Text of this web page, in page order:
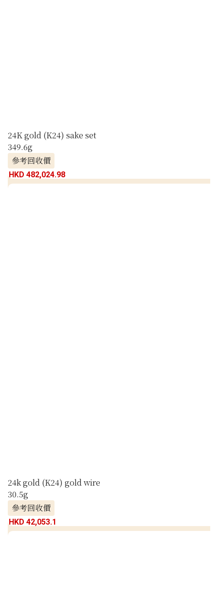
24K gold (K24) sake set
349.6g
參考回收價
HKD 482,024.98
24k gold (K24) gold wire
30.5g
參考回收價
HKD 42,053.1